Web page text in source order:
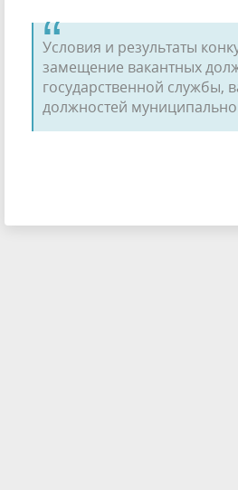
Условия и результаты
замещение вакантных
государственной службы,
должностей